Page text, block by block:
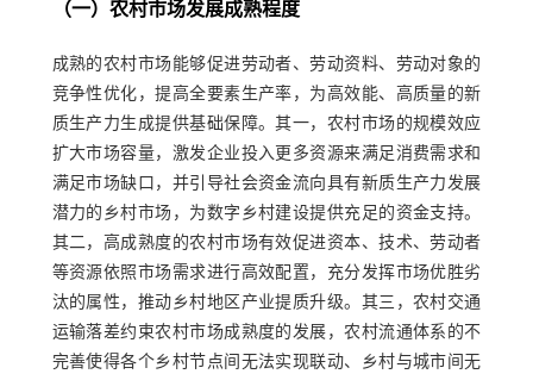
（一）农村市场发展成熟程度
成熟的农村市场能够促进劳动者、劳动资料、劳动对象的
竞争性优化，提高全要素生产率，为高效能、高质量的新
质生产力生成提供基础保障。其一，农村市场的规模效应
扩大市场容量，激发企业投入更多资源来满足消费需求和
满足市场缺口，并引导社会资金流向具有新质生产力发展
潜力的乡村市场，为数字乡村建设提供充足的资金支持。
其二，高成熟度的农村市场有效促进资本、技术、劳动者
等资源依照市场需求进行高效配置，充分发挥市场优胜劣
汰的属性，推动乡村地区产业提质升级。其三，农村交通
运输落差约束农村市场成熟度的发展，农村流通体系的不
完善使得各个乡村节点间无法实现联动、乡村与城市间无